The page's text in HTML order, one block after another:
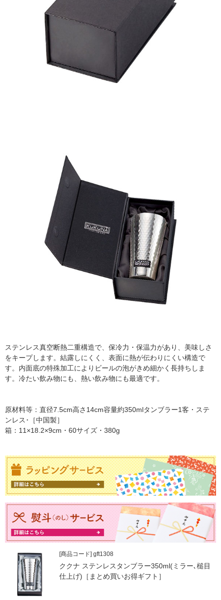
ステンレス真空断熱二重構造で、保冷力・保温力があり、美味しさ
をキープします。結露しにくく、表面に熱が伝わりにくい構造で
す。内面底の特殊加工によりビールの泡がきめ細かく長持ちしま
す。冷たい飲み物にも、熱い飲み物にも最適です。
原材料等：直径7.5cm高さ14cm容量約350mlタンブラー1客・ステ
ンレス･［中国製］
箱：11×18.2×9cm・60サイズ・380g
[商品コード] gft1308
ククナ ステンレスタンブラー350ml(ミラー､槌目
仕上げ)［まとめ買いお得ギフト］